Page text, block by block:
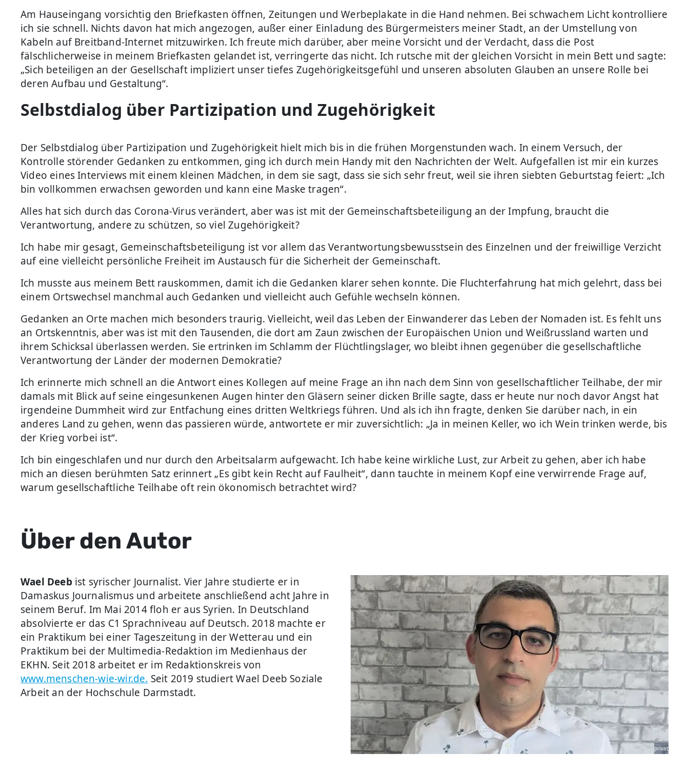
Am Hauseingang vorsichtig den Briefkasten öffnen, Zeitungen und Werbeplakate in die Hand nehmen. Bei schwachem Licht kontrolliere
ich sie schnell. Nichts davon hat mich angezogen, außer einer Einladung des Bürgermeisters meiner Stadt, an der Umstellung von
Kabeln auf Breitband-Internet mitzuwirken. Ich freute mich darüber, aber meine Vorsicht und der Verdacht, dass die Post
fälschlicherweise in meinem Briefkasten gelandet ist, verringerte das nicht. Ich rutsche mit der gleichen Vorsicht in mein Bett und sagte:
„Sich beteiligen an der Gesellschaft impliziert unser tiefes Zugehörigkeitsgefühl und unseren absoluten Glauben an unsere Rolle bei
deren Aufbau und Gestaltung“.
Selbstdialog über Partizipation und Zugehörigkeit
Der Selbstdialog über Partizipation und Zugehörigkeit hielt mich bis in die frühen Morgenstunden wach. In einem Versuch, der
Kontrolle störender Gedanken zu entkommen, ging ich durch mein Handy mit den Nachrichten der Welt. Aufgefallen ist mir ein kurzes
Video eines Interviews mit einem kleinen Mädchen, in dem sie sagt, dass sie sich sehr freut, weil sie ihren siebten Geburtstag feiert: „Ich
bin vollkommen erwachsen geworden und kann eine Maske tragen“.
Alles hat sich durch das Corona-Virus verändert, aber was ist mit der Gemeinschaftsbeteiligung an der Impfung, braucht die
Verantwortung, andere zu schützen, so viel Zugehörigkeit?
Ich habe mir gesagt, Gemeinschaftsbeteiligung ist vor allem das Verantwortungsbewusstsein des Einzelnen und der freiwillige Verzicht
auf eine vielleicht persönliche Freiheit im Austausch für die Sicherheit der Gemeinschaft.
Ich musste aus meinem Bett rauskommen, damit ich die Gedanken klarer sehen konnte. Die Fluchterfahrung hat mich gelehrt, dass bei
einem Ortswechsel manchmal auch Gedanken und vielleicht auch Gefühle wechseln können.
Gedanken an Orte machen mich besonders traurig. Vielleicht, weil das Leben der Einwanderer das Leben der Nomaden ist. Es fehlt uns
an Ortskenntnis, aber was ist mit den Tausenden, die dort am Zaun zwischen der Europäischen Union und Weißrussland warten und
ihrem Schicksal überlassen werden. Sie ertrinken im Schlamm der Flüchtlingslager, wo bleibt ihnen gegenüber die gesellschaftliche
Verantwortung der Länder der modernen Demokratie?
Ich erinnerte mich schnell an die Antwort eines Kollegen auf meine Frage an ihn nach dem Sinn von gesellschaftlicher Teilhabe, der mir
damals mit Blick auf seine eingesunkenen Augen hinter den Gläsern seiner dicken Brille sagte, dass er heute nur noch davor Angst hat
irgendeine Dummheit wird zur Entfachung eines dritten Weltkriegs führen. Und als ich ihn fragte, denken Sie darüber nach, in ein
anderes Land zu gehen, wenn das passieren würde, antwortete er mir zuversichtlich: „Ja in meinen Keller, wo ich Wein trinken werde, bis
der Krieg vorbei ist“.
Ich bin eingeschlafen und nur durch den Arbeitsalarm aufgewacht. Ich habe keine wirkliche Lust, zur Arbeit zu gehen, aber ich habe
mich an diesen berühmten Satz erinnert „Es gibt kein Recht auf Faulheit“, dann tauchte in meinem Kopf eine verwirrende Frage auf,
warum gesellschaftliche Teilhabe oft rein ökonomisch betrachtet wird?
Über den Autor
privat
Wael Deebist syrischer Journalist. Vier Jahre studierte er in
Damaskus Journalismus und arbeitete anschließend acht Jahre in
seinem Beruf. Im Mai 2014 floh er aus Syrien. In Deutschland
absolvierte er das C1 Sprachniveau auf Deutsch. 2018 machte er
ein Praktikum bei einer Tageszeitung in der Wetterau und ein
Praktikum bei der Multimedia-Redaktion im Medienhaus der
EKHN. Seit 2018 arbeitet er im Redaktionskreis von
www.menschen-wie-wir.de. Seit 2019 studiert Wael Deeb Soziale
Arbeit an der Hochschule Darmstadt.